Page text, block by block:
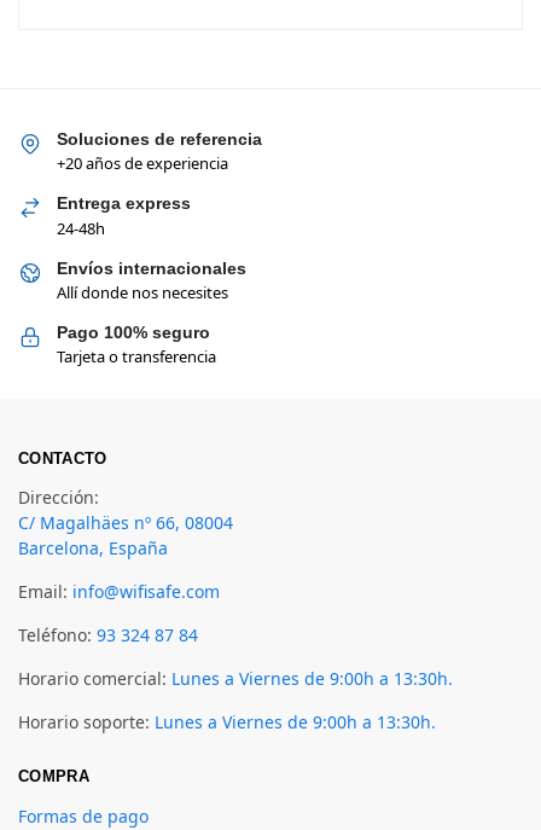
Soluciones de referencia
+20 años de experiencia
Entrega express
24-48h
Envíos internacionales
Allí donde nos necesites
Pago 100% seguro
Tarjeta o transferencia
CONTACTO
Dirección:
C/ Magalhäes nº 66, 08004
Barcelona, España
Email: info@wifisafe.com
Teléfono: 93 324 87 84
Horario comercial: Lunes a Viernes de 9:00h a 13:30h.
Horario soporte: Lunes a Viernes de 9:00h a 13:30h.
COMPRA
Formas de pago